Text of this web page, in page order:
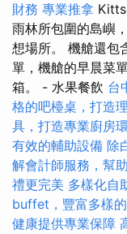
財務 專業推拿
雨林所包圍的島嶼
想場所。 機艙還包
單，機艙的早晨菜
箱。 - 水果餐飲 台
格的吧檯桌，打造
具，打造專業廚房
有效的輔助設備 除
解會計師服務，幫
禮更完美 多樣化自
buffet，豐富多樣
健康提供專業保障